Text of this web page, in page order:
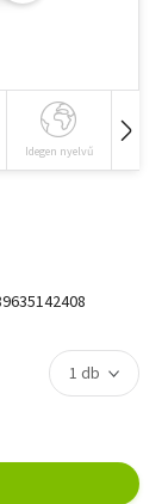
Idegen nyelvű